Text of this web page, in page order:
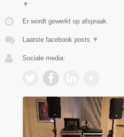
▼
Er wordt gewerkt op afspraak.
Laatste facebook posts ▼
Sociale media: